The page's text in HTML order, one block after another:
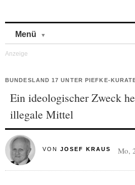
Menü
BUNDESLAND 17 UNTER PIEFKE-
Ein ideologischer Zweck
illegale Mittel
VON JOSEF KRAUS Mo,